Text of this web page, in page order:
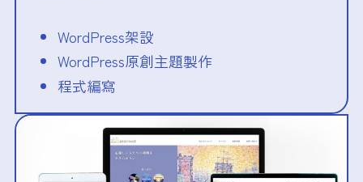
WordPress架設
WordPress原創主題製作
程式編寫